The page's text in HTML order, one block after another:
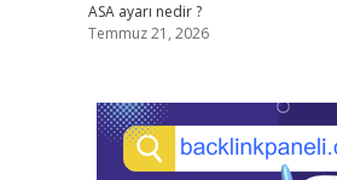
ASA ayarı nedir ?
Temmuz 21, 2026